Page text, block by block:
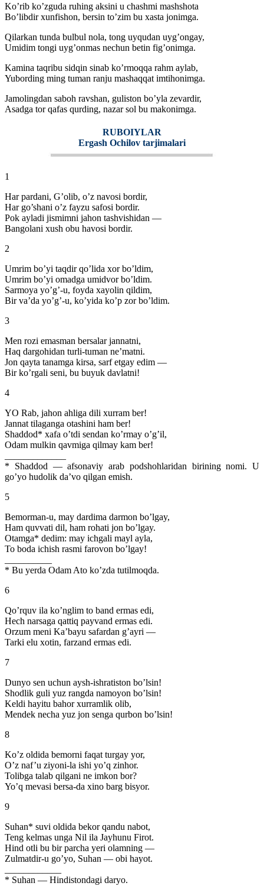
Ko’rib ko’zguda ruhing aksini u chashmi mashshota
Bo’libdir xunfishon, bersin to’zim bu xasta jonimga.
Qilarkan tunda bulbul nola, tong uyqudan uyg’ongay,
Umidim tongi uyg’onmas nechun betin fig’onimga.
Kamina taqribu sidqin sinab ko’rmoqqa rahm aylab,
Yubording ming tuman ranju mashaqqat imtihonimga.
Jamolingdan saboh ravshan, guliston bo’yla zevardir,
Asadga tor qafas qurding, nazar sol bu makonimga.
RUBOIYLAR
Ergash Ochilov tarjimalari
1
Har pardani, G’olib, o’z navosi bordir,
Har go’shani o’z fayzu safosi bordir.
Pok ayladi jismimni jahon tashvishidan —
Bangolani xush obu havosi bordir.
2
Umrim bo’yi taqdir qo’lida xor bo’ldim,
Umrim bo’yi omadga umidvor bo’ldim.
Sarmoya yo’g’-u, foyda xayolin qildim,
Bir va’da yo’g’-u, ko’yida ko’p zor bo’ldim.
3
Men rozi emasman bersalar jannatni,
Haq dargohidan turli-tuman ne’matni.
Jon qayta tanamga kirsa, sarf etgay edim —
Bir ko’rgali seni, bu buyuk davlatni!
4
YO Rab, jahon ahliga dili xurram ber!
Jannat tilaganga otashini ham ber!
Shaddod* xafa o’tdi sendan ko’rmay o’g’il,
Odam mulkin qavmiga qilmay kam ber!
* Shaddod — afsonaviy arab podshohlaridan birining nomi. U
go’yo hudolik da’vo qilgan emish.
5
Bemorman-u, may dardima darmon bo’lgay,
Ham quvvati dil, ham rohati jon bo’lgay.
Otamga* dedim: may ichgali mayl ayla,
To boda ichish rasmi farovon bo’lgay!
* Bu yerda Odam Ato ko’zda tutilmoqda.
6
Qo’rquv ila ko’nglim to band ermas edi,
Hech narsaga qattiq payvand ermas edi.
Orzum meni Ka’bayu safardan g’ayri —
Tarki elu xotin, farzand ermas edi.
7
Dunyo sen uchun aysh-ishratiston bo’lsin!
Shodlik guli yuz rangda namoyon bo’lsin!
Keldi hayitu bahor xurramlik olib,
Mendek necha yuz jon senga qurbon bo’lsin!
8
Ko’z oldida bemorni faqat turgay yor,
O’z naf’u ziyoni-la ishi yo’q zinhor.
Tolibga talab qilgani ne imkon bor?
Yo’q mevasi bersa-da xino barg bisyor.
9
Suhan* suvi oldida bekor qandu nabot,
Teng kelmas unga Nil ila Jayhunu Firot.
Hind otli bu bir parcha yeri olamning —
Zulmatdir-u go’yo, Suhan — obi hayot.
* Suhan — Hindistondagi daryo.